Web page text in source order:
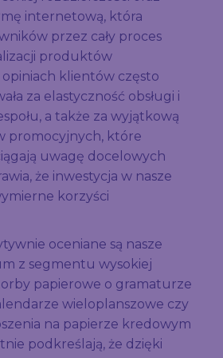
internetową, która
przez cały proces
produktów
klientów często
za elastyczność obsługi i
a także za wyjątkową
promocyjnych, które
uwagę docelowych
że inwestycja w nasze
korzyści
oceniane są nasze
z segmentu wysokiej
papierowe o gramaturze
wieloplanszowe czy
na papierze kredowym
podkreślają, że dzięki